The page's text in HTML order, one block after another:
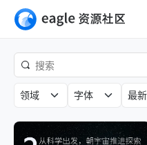
领域 字体 最新